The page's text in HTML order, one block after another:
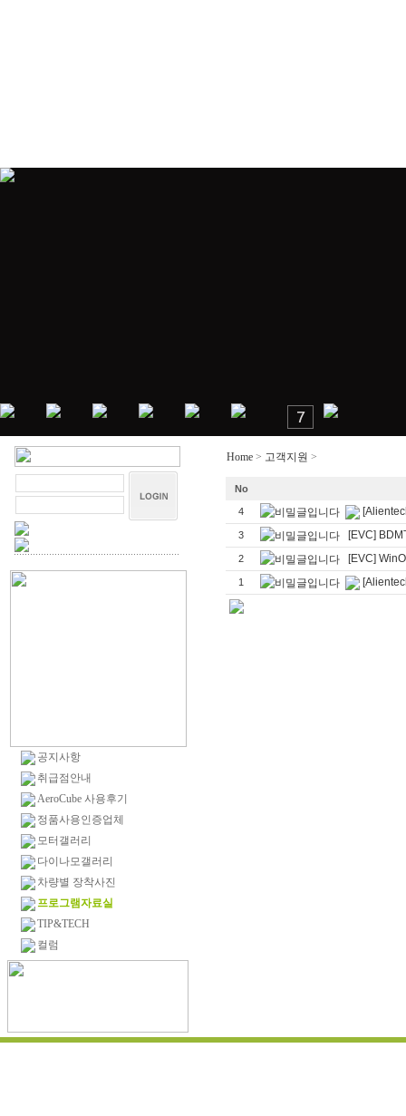
공지사항
취급점안내
AeroCube 사용후기
정품사용인증업체
모터갤러리
다이나모갤러리
차량별 장착사진
프로그램자료실
TIP&TECH
컬럼
Home > 고객지원 >
No
4
3 [EVC]
2 [EVC]
1